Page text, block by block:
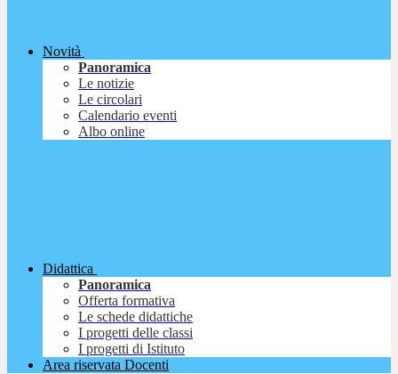
Novità
Panoramica
Le notizie
Le circolari
Calendario eventi
Albo online
Didattica
Panoramica
Offerta formativa
Le schede didattiche
I progetti delle classi
I progetti di Istituto
Area riservata Docenti